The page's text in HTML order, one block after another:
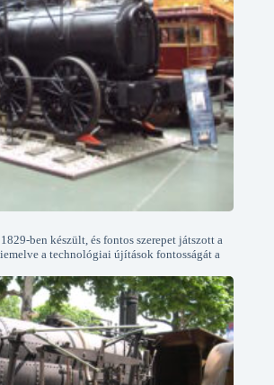
ben készült, és fontos szerepet játszott a
a technológiai újítások fontosságát a